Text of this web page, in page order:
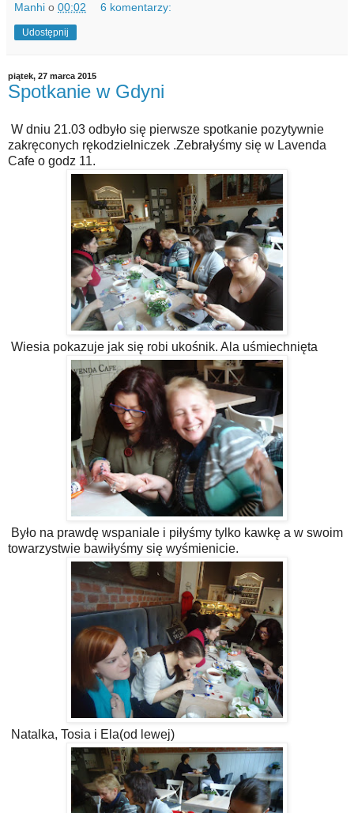
Manhi o 00:02 6 komentarzy:
Udostępnij
piątek, 27 marca 2015
Spotkanie w Gdyni
W dniu 21.03 odbyło się pierwsze spotkanie pozytywnie
zakręconych rękodzielniczek .Zebrałyśmy się w Lavenda
Cafe o godz 11.
Wiesia pokazuje jak się robi ukośnik. Ala uśmiechnięta
Było na prawdę wspaniale i piłyśmy tylko kawkę a w swoim
towarzystwie bawiłyśmy się wyśmienicie.
Natalka, Tosia i Ela(od lewej)